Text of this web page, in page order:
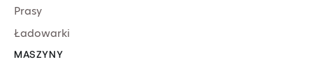
Prasy
Ładowarki
MASZYNY